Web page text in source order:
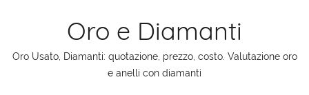
Oro e Diamanti
Oro Usato, Diamanti: quotazione, prezzo, costo. Valutazione oro
e anelli con diamanti